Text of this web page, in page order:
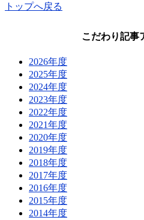
トップへ戻る
こだわり記事
2026年度
2025年度
2024年度
2023年度
2022年度
2021年度
2020年度
2019年度
2018年度
2017年度
2016年度
2015年度
2014年度